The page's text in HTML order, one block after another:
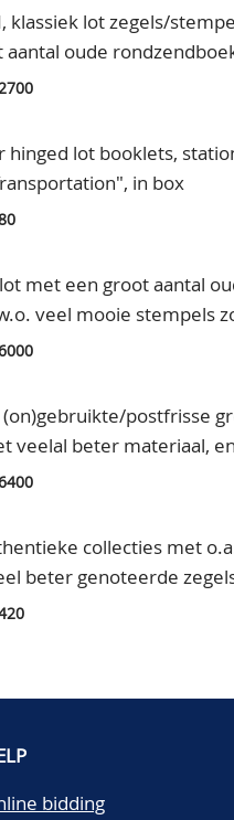
klassiek lot zegels/
oude
hinged lot booklets,
in box
lot met een groot aantal
veel mooie stempels
pracht lot met een
(on)gebruikte/postfrisse
veelal beter materiaal,
collecties met
beter genoteerde
en albumbladen, in doos
bidding